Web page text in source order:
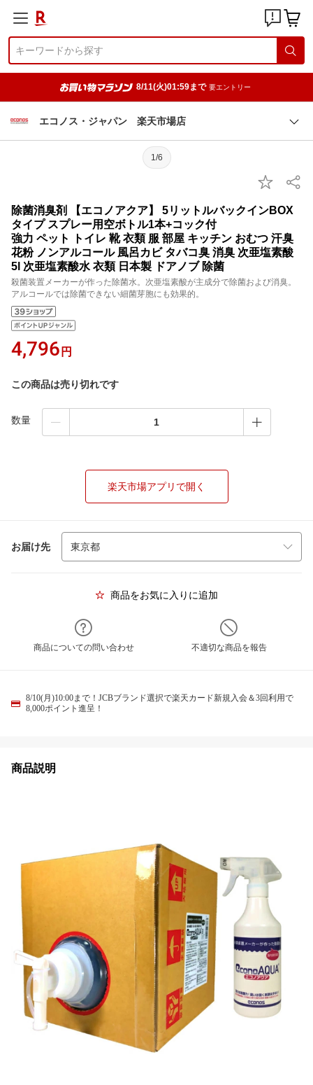
8/11(火)01:59まで 要エントリー
エコノス・ジャパン 楽天市場店
1/6
除菌消臭剤 【エコノアクア】 5リットルバックインBOX
タイプ スプレー用空ボトル1本+コック付
強力 ペット トイレ 靴 衣類 服 部屋 キッチン おむつ 汗臭
花粉 ノンアルコール 風呂カビ タバコ臭 消臭 次亜塩素酸
5l 次亜塩素酸水 衣類 日本製 ドアノブ 除菌
殺菌装置メーカーが作った除菌水。次亜塩素酸が主成分で除菌および消臭。
アルコールでは除菌できない細菌芽胞にも効果的。
4,796 円
この商品は売り切れです
数量
楽天市場アプリで開く
お届け先
商品をお気に入りに追加
商品についての問い合わせ 不適切な商品を報告
8/10(月)10:00まで！JCBブランド選択で楽天カード新規入会＆3回利用で
8,000ポイント進呈！
商品説明